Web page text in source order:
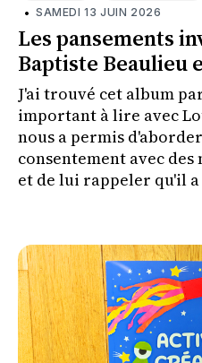
• SAMEDI 13 JUIN 2026
Les pansements
Baptiste Beaulieu
J'ai trouvé cet album
important à lire avec
nous a permis
consentement avec des
et de lui rappeler qu'il